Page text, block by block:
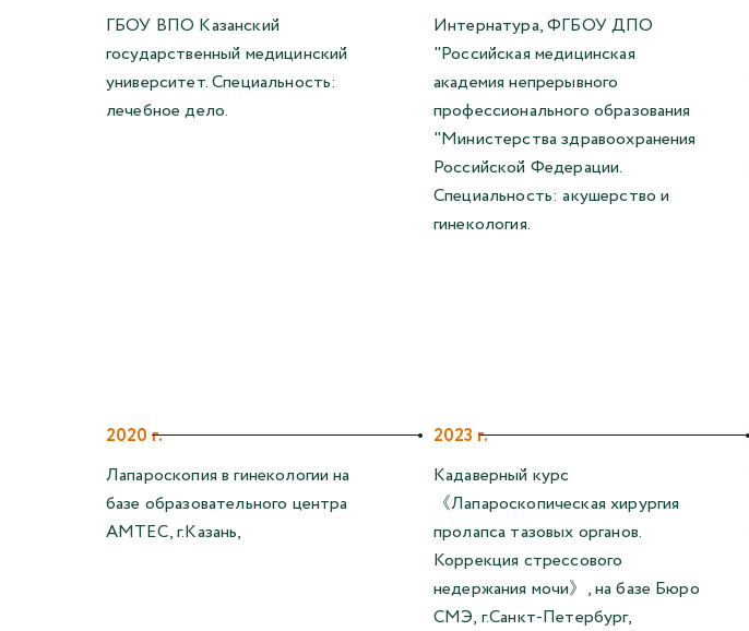
ГБОУ ВПО Казанский
государственный медицинский
университет. Специальность:
лечебное дело.
Интернатура, ФГБОУ ДПО
"Российская медицинская
академия непрерывного
профессионального образования
"Министерства здравоохранения
Российской Федерации.
Специальность: акушерство и
гинекология.
2020 г.
Лапароскопия в гинекологии на
базе образовательного центра
AMTEC, г.Казань,
2023 г.
Кадаверный курс
《Лапароскопическая хирургия
пролапса тазовых органов.
Коррекция стрессового
недержания мочи》, на базе Бюро
СМЭ, г.Санкт-Петербург,